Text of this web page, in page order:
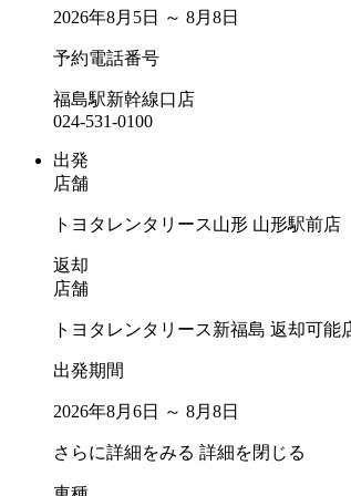
2026年8月5日 ～ 8月8日
予約電話番号
福島駅新幹線口店
024-531-0100
出発
店舗
トヨタレンタリース山形 山形駅前店
返却
店舗
トヨタレンタリース新福島 返却可能
出発期間
2026年8月6日 ～ 8月8日
さらに詳細をみる 詳細を閉じる